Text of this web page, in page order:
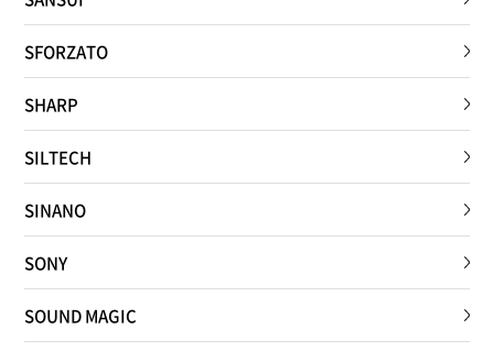
SFORZATO
SHARP
SILTECH
SINANO
SONY
SOUND MAGIC